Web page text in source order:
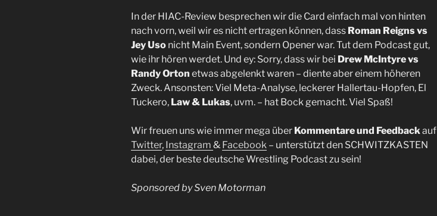
In der HIAC-Review besprechen wir die Card einfach mal von hinten
nach vorn, weil wir es nicht ertragen können, dass Roman Reigns vs
Jey Uso nicht Main Event, sondern Opener war. Tut dem Podcast gut,
wie ihr hören werdet. Und ey: Sorry, dass wir bei Drew McIntyre vs
Randy Orton etwas abgelenkt waren – diente aber einem höheren
Zweck. Ansonsten: Viel Meta-Analyse, leckerer Hallertau-Hopfen, El
Tuckero, Law & Lukas, uvm. – hat Bock gemacht. Viel Spaß!
Wir freuen uns wie immer mega über Kommentare und Feedbackauf
Twitter, Instagram & Facebook – unterstützt den SCHWITZKASTEN
dabei, der beste deutsche Wrestling Podcast zu sein!
Sponsored by Sven Motorman